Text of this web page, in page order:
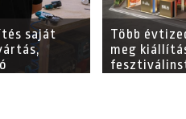
saját
Több
meg